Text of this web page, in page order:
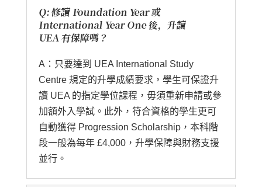
Q: 修讀 Foundation Year 或
International Year One 後，升讀
UEA 有保障嗎？
A：只要達到 UEA International Study
Centre 規定的升學成績要求，學生可保證升
讀 UEA 的指定學位課程，毋須重新申請或參
加額外入學試。此外，符合資格的學生更可
自動獲得 Progression Scholarship，本科階
段一般為每年 £4,000，升學保障與財務支援
並行。